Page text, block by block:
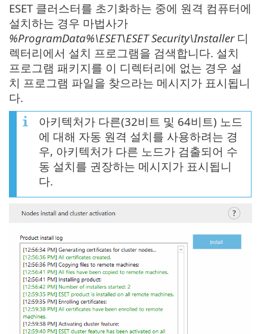
ESET 클러스터를 초기화하는 중에 원격 컴퓨터에
설치하는 경우 마법사가
%ProgramData%\ESET\ESET Security\Installer디
렉터리에서 설치 프로그램을 검색합니다. 설치
프로그램 패키지를 이 디렉터리에 없는 경우 설
치 프로그램 파일을 찾으라는 메시지가 표시됩니
다.
아키텍처가 다른(32비트 및 64비트) 노드
에 대해 자동 원격 설치를 사용하려는 경
우, 아키텍처가 다른 노드가 검출되어 수
동 설치를 권장하는 메시지가 표시됩니
다.